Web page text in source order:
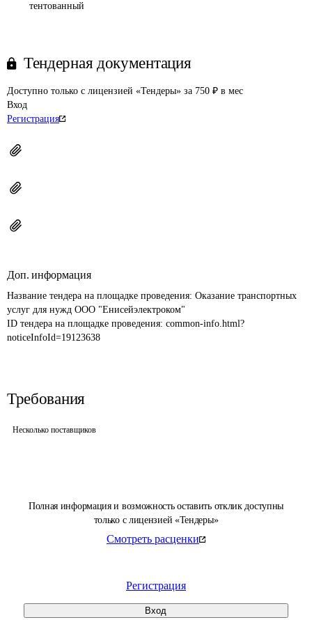
Полная информация и возможность оставить отклик доступны
только с лицензией «Тендеры»
Смотреть расценки
Регистрация
Вход
тентованный
Тендерная документация
Доступно только с лицензией «Тендеры» за 750 ₽ в мес
Вход
Регистрация
Доп. информация
Название тендера на площадке проведения: Оказание транспортных
услуг для нужд ООО "Енисейэлектроком"
ID тендера на площадке проведения: common-info.html?
noticeInfoId=19123638
Требования
Несколько поставщиков